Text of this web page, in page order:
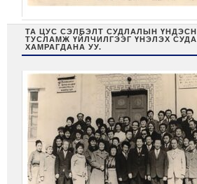
ТА ЦУС СЭЛБЭЛТ СУДЛАЛЫН
ТУСЛАМЖ ҮЙЛЧИЛГЭЭГ ҮНЭЛЭХ
ХАМРАГДАНА УУ.